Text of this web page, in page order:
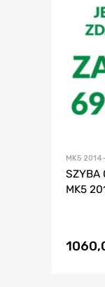
MK5 2014-
SZYBA
MK5